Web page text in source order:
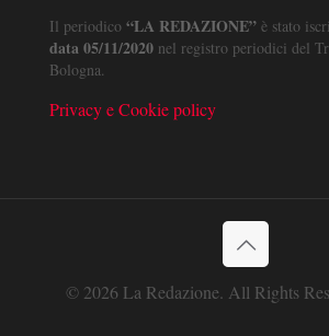
Il periodico “LA REDAZIONE” è stato
data 05/11/2020 nel registro periodici del
Bologna.
Privacy e Cookie policy
© 2026 La Redazione. All Rights